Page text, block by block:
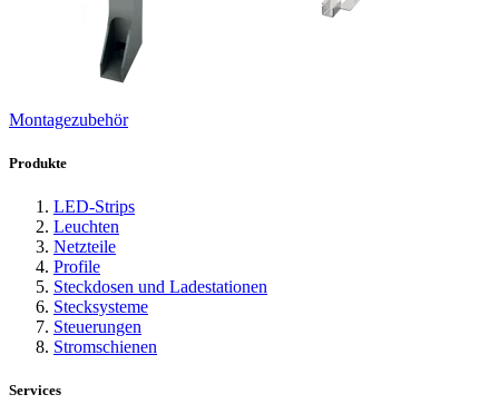
Montagezubehör
Produkte
LED-Strips
Leuchten
Netzteile
Profile
Steckdosen und Ladestationen
Stecksysteme
Steuerungen
Stromschienen
Services